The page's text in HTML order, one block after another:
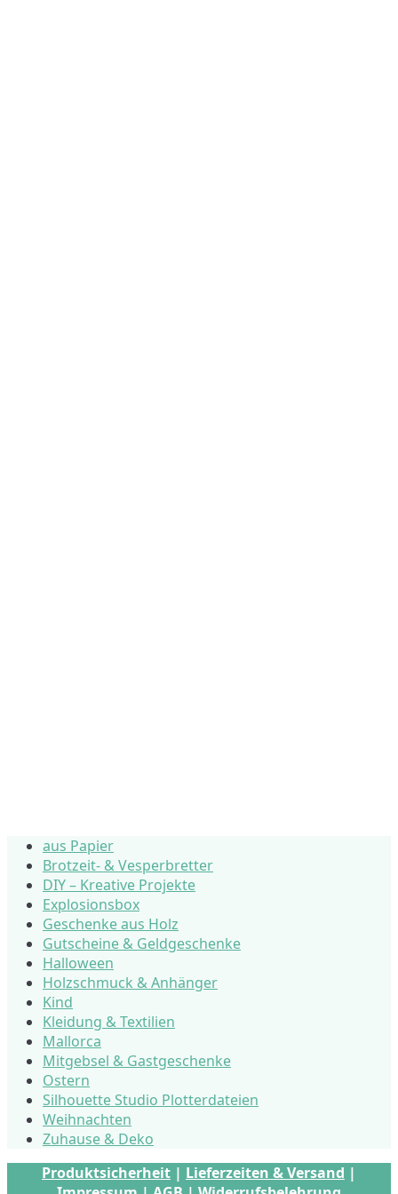
aus Papier
Brotzeit- & Vesperbretter
DIY – Kreative Projekte
Explosionsbox
Geschenke aus Holz
Gutscheine & Geldgeschenke
Halloween
Holzschmuck & Anhänger
Kind
Kleidung & Textilien
Mallorca
Mitgebsel & Gastgeschenke
Ostern
Silhouette Studio Plotterdateien
Weihnachten
Zuhause & Deko
Produktsicherheit | Lieferzeiten & Versand |